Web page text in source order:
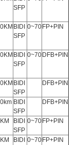
SFP
BIDI
SFP
0~70 FP+PIN
BIDI
SFP
0~70 DFB+PIN
BIDI
SFP
DFB+PIN
BIDI
SFP
DFB+PIN
BIDI
SFP
0~70 FP+PIN
BIDI 0~70 FP+PIN